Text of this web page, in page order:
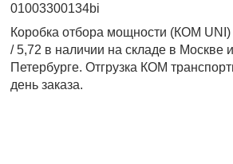
01003300134bi
Коробка отбора мощности (КОМ
/ 5,72 в наличии на складе в Москве
Петербурге. Отгрузка КОМ
день заказа.